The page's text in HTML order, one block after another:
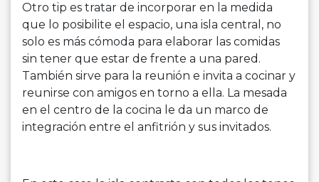
Otro tip es tratar de incorporar en la medida
que lo posibilite el espacio, una isla central, no
solo es más cómoda para elaborar las comidas
sin tener que estar de frente a una pared.
También sirve para la reunión e invita a cocinar y
reunirse con amigos en torno a ella. La mesada
en el centro de la cocina le da un marco de
integración entre el anfitrión y sus invitados.